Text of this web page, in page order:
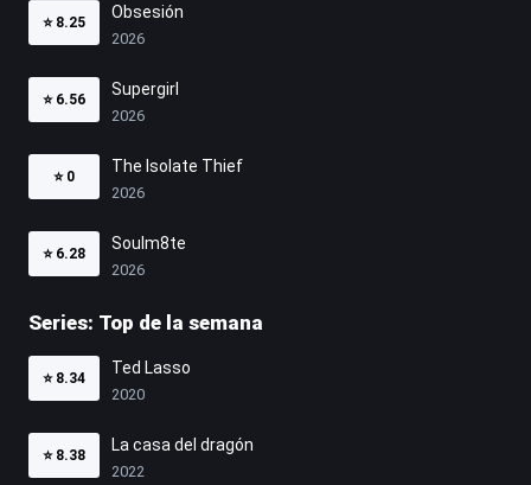
⭐ 8.25
Obsesión
2026
⭐ 6.56
Supergirl
2026
⭐ 0
The Isolate Thief
2026
⭐ 6.28
Soulm8te
2026
Series: Top de la semana
⭐ 8.34
Ted Lasso
2020
⭐ 8.38
La casa del dragón
2022